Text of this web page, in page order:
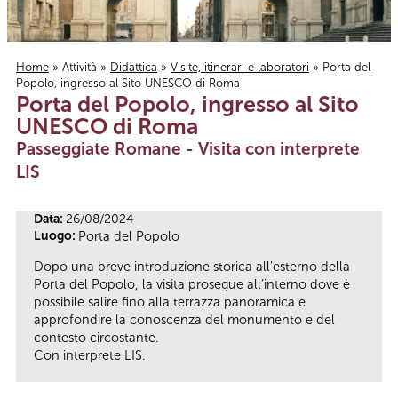
Tu sei qui
Home » Attività » Didattica » Visite, itinerari e laboratori » Porta del
Popolo, ingresso al Sito UNESCO di Roma
Porta del Popolo, ingresso al Sito
UNESCO di Roma
Passeggiate Romane - Visita con interprete
LIS
Data: 26/08/2024
Luogo: Porta del Popolo
Dopo una breve introduzione storica all’esterno della
Porta del Popolo, la visita prosegue all’interno dove è
possibile salire fino alla terrazza panoramica e
approfondire la conoscenza del monumento e del
contesto circostante.
Con interprete LIS.